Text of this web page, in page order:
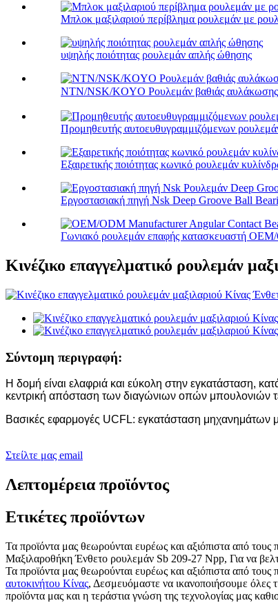
Μπλοκ μαξιλαριού περίβλημα ρουλεμάν με
υψηλής ποιότητας ρουλεμάν απλής ώθησης
NTN/NSK/KOYO Ρουλεμάν βαθιάς αυλάκωσης
Προμηθευτής αυτοευθυγραμμιζόμενων
Εξαιρετικής ποιότητας κωνικό ρουλεμάν
Εργοστασιακή πηγή Nsk Deep Groove Ball
Γωνιακό ρουλεμάν επαφής κατασκευαστή
Κινέζικο επαγγελματικό ρουλεμάν
Σύντομη περιγραφή:
Η δομή είναι ελαφριά και εύκολη στην εγκατάσταση,
κεντρική απόσταση των διαγώνιων οπών μπουλονιών
Βασικές εφαρμογές UCFL: εγκατάσταση μηχανημάτων
Στείλτε μας email
Λεπτομέρεια προϊόντος
Ετικέτες προϊόντων
Τα προϊόντα μας θεωρούνται ευρέως και αξιόπιστα από τους
Μαξιλαροθήκη Ένθετο ρουλεμάν Sb 209-27 Npp, Για να
Τα προϊόντα μας θεωρούνται ευρέως και αξιόπιστα από τους
αυτοκινήτου Κίνας, Δεσμευόμαστε να ικανοποιήσουμε όλες
προϊόντα μας και η τεράστια γνώση της τεχνολογίας μας